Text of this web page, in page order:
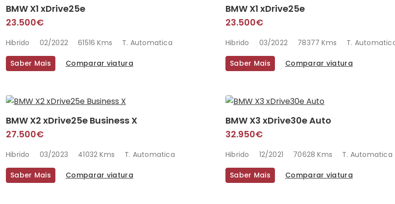
BMW X1 xDrive25e
23.500€
Hibrido 02/2022 61516 Kms T. Automatica
Saber Mais Comparar viatura
BMW X1 xDrive25e
23.500€
Hibrido 03/2022 78377 Kms T.
Saber Mais Comparar viatura
BMW X2 xDrive25e Business X
27.500€
Hibrido 03/2023 41032 Kms T. Automatica
Saber Mais Comparar viatura
BMW X3 xDrive30e Auto
32.950€
Hibrido 12/2021 70628 Kms T. Automatica
Saber Mais Comparar viatura